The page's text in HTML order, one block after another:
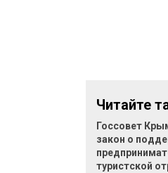
Читайте
Госсовет
закон о
туристской